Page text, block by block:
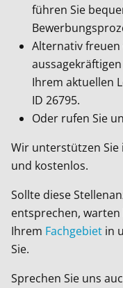
führen Sie
Alternativ freuen
Ihrem aktuellen
ID 26795.
Oder rufen Sie
Wir unterstützen
und kostenlos.
Sollte diese
entsprechen,
Ihrem Fachgebiet in
Sie.
Sprechen Sie uns